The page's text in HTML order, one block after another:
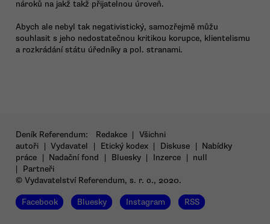
nároků na jakž takž přijatelnou úroveň.
Abych ale nebyl tak negativistický, samozřejmě můžu
souhlasit s jeho nedostatečnou kritikou korupce, klientelismu
a rozkrádání státu úředníky a pol. stranami.
Deník Referendum: Redakce | Všichni
autoři | Vydavatel | Etický kodex | Diskuse | Nabídky
práce | Nadační fond | Bluesky | Inzerce | null
|
Partneři
© Vydavatelství Referendum, s. r. o., 2020.
Facebook Bluesky Instagram RSS